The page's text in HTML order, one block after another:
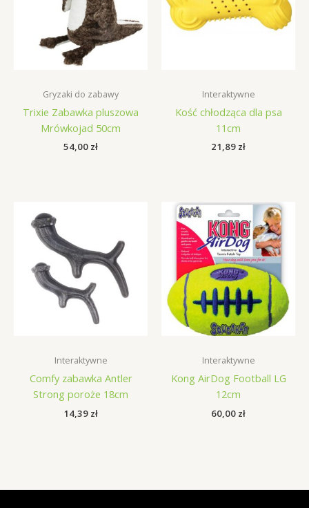
Gryzaki do zabawy
Trixie Zabawka pluszowa
Mrówkojad 50cm
54,00 zł
Interaktywne
Kość chłodząca dla psa
11cm
21,89 zł
Interaktywne
Comfy zabawka Antler
Strong poroże 18cm
14,39 zł
Interaktywne
Kong AirDog Football LG
12cm
60,00 zł